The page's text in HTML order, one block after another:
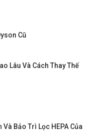
Cũ
Lâu Và Cách Thay Thế
Bảo Trì Lọc HEPA Của